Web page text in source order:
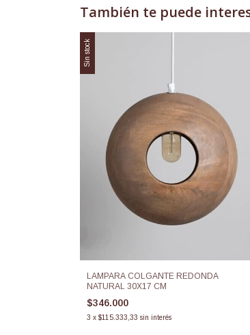
También te puede
Sin stock
LAMPARA COLGANTE REDONDA
NATURAL 30X17 CM
$346.000
3 x $115.333,33 sin interés